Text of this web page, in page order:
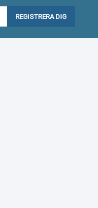
REGISTRERA DIG